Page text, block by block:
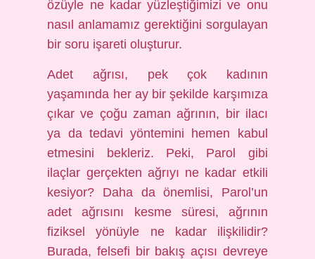
özüyle ne kadar yüzleştiğimizi ve onu
nasıl anlamamız gerektiğini sorgulayan
bir soru işareti oluşturur.
Adet ağrısı, pek çok kadının
yaşamında her ay bir şekilde karşımıza
çıkar ve çoğu zaman ağrının, bir ilacı
ya da tedavi yöntemini hemen kabul
etmesini bekleriz. Peki, Parol gibi
ilaçlar gerçekten ağrıyı ne kadar etkili
kesiyor? Daha da önemlisi, Parol’un
adet ağrısını kesme süresi, ağrının
fiziksel yönüyle ne kadar ilişkilidir?
Burada, felsefi bir bakış açısı devreye